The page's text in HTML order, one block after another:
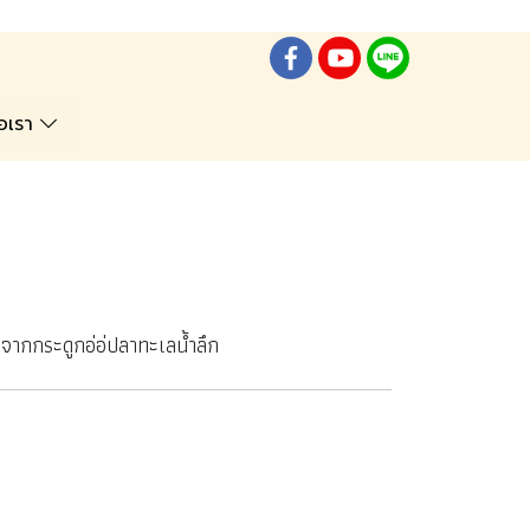
รา
กกระดูกอ่อ่ปลาทะเลน้ำลึก